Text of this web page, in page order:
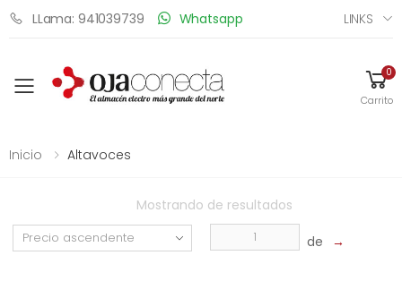
LLama: 941039739 Whatsapp LINKS
Toggle mobile menu
0
Carrito
Inicio Altavoces
Mostrando de resultados
de →